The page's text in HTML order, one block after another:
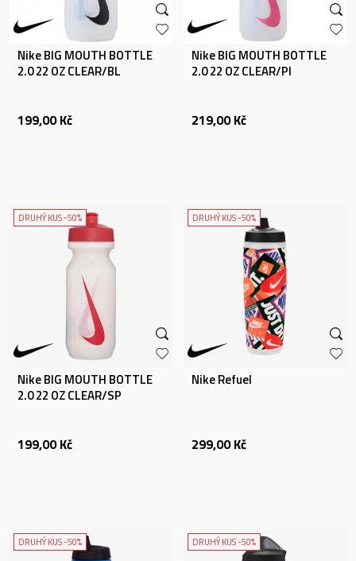
Nike BIG MOUTH BOTTLE
2.0 22 OZ CLEAR/BL
199,00 Kč
Nike BIG MOUTH BOTTLE
2.0 22 OZ CLEAR/PI
219,00 Kč
DRUHÝ KUS -50%
Nike BIG MOUTH BOTTLE
2.0 22 OZ CLEAR/SP
199,00 Kč
DRUHÝ KUS -50%
Nike Refuel
299,00 Kč
DRUHÝ KUS -50% DRUHÝ KUS -50%